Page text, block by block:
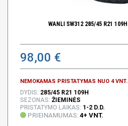
WANLI SW312 285/45 R21 109H
98,00 €
NEMOKAMAS PRISTATYMAS NUO 4 VNT.
DYDIS: 285/45 R21 109H
SEZONAS: ŽIEMINĖS
PRISTATYMO LAIKAS: 1-2 D.D.
PRIEINAMUMAS: 4+ VNT.